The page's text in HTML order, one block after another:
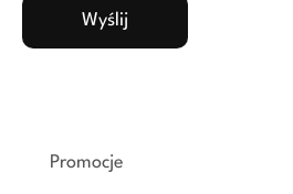
Promocje